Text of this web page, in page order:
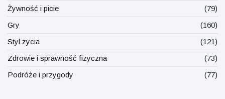
Żywność i picie
(79)
Gry
(160)
Styl życia
(121)
Zdrowie i sprawność fizyczna
(73)
Podróże i przygody
(77)